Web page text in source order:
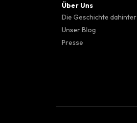
Über Uns
Die Geschichte dahinter
Unser Blog
Presse